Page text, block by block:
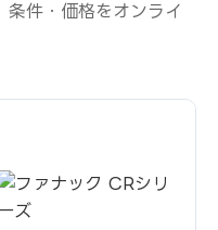
件・価格をオンライ